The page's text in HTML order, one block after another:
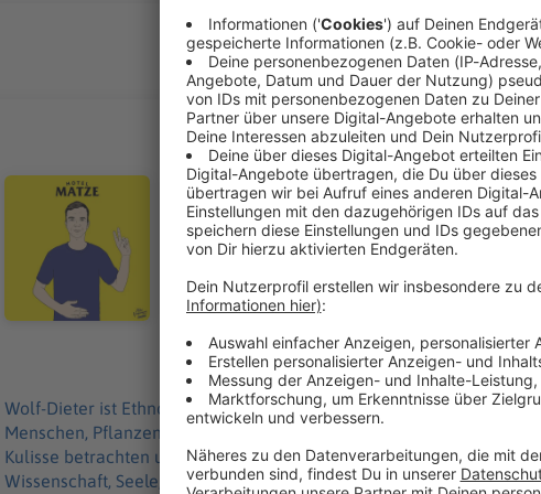
https://
https://
https://
Twitter:
Mein erstes
ALLE FOLGEN
Audiotitel - Ethnobotaniker Wolf-Dieter Storl – Wie finden wir
Ethnobotaniker Wolf-Dieter Storl – Wie
Wolf-Dieter ist Ethnobotaniker,
dem Verhältnis von Menschen, Pflanzen und
verlieren, wenn wir Natur nur noch als
sind. Wir sprechen über Heilpflanzen,
warum viele Menschen heute wieder nach
virtuelle Welten, Zwerge, Zweifel und um die
etwas Größerem verbinden kann. WERBEPARTNER & RABATTE: https://linktr.ee/hotelmatze MEIN GAST:
bakterielle Infektion, meist durch Zecken
kann Borreliose in allen Stadien antibiotisch
(Quelle: RKI - https://bit.ly/4wdhRFZ) In der Folge benutzt Wolf-Dieter Storl eine Fremdbezeichnung für
indigene Menschen. Wir haben den
aber einordnen, dass dieser Begriff nicht mehr zeitgemäß
Medizin“: https://bit.ly/4c5QZjN Nature-Studie: menschengemachte Masse und Biomasse:
05.08.2026 15:00 / 1h 46min
Wolf-Dieter ist Ethnobotaniker, Kulturanthropologe und Autor, und
Menschen, Pflanzen und alten Heiltraditionen. Ich wollte von ihm
Kulisse betrachten und nicht mehr als etwas, wovon wir selbst Teil
Wissenschaft, Seele, Stadt-Natur und die Frage, warum viele